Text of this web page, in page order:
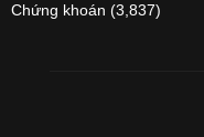
Chứng khoán (3,837)